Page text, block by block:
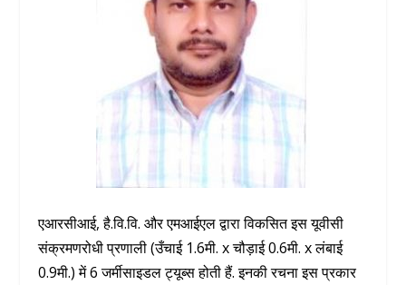
एआरसीआई, है.वि.वि. और एमआईएल द्वारा विकसित इस यूवीसी
संक्रमणरोधी प्रणाली (उँचाई 1.6मी. x चौड़ाई 0.6मी. x लंबाई
0.9मी.) में 6 जर्मीसाइडल ट्यूब्स होती हैं. इनकी रचना इस प्रकार